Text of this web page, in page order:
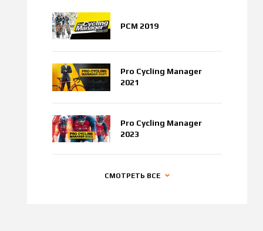
PCM 2019
Pro Cycling Manager
2021
Pro Cycling Manager
2023
СМОТРЕТЬ ВСЕ